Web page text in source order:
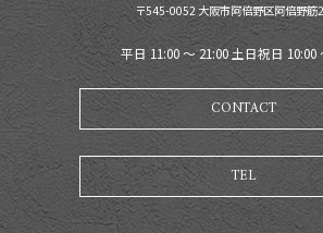
〒545-0052 大阪市阿倍野区阿倍野筋
平日 11:00 〜 21:00 土日祝日 10:00
CONTACT
TEL